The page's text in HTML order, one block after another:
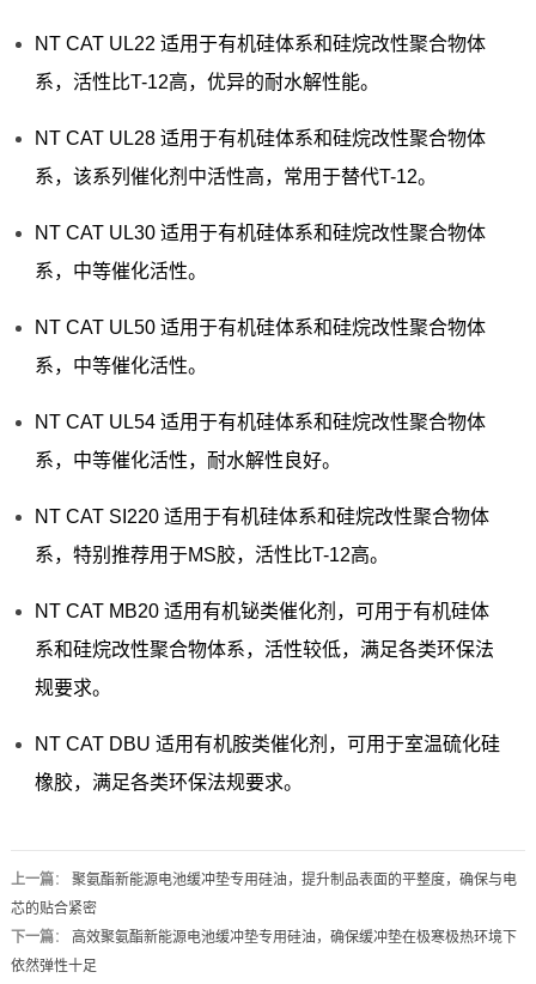
NT CAT UL22 适用于有机硅体系和硅烷改性聚合物体
系，活性比T-12高，优异的耐水解性能。
NT CAT UL28 适用于有机硅体系和硅烷改性聚合物体
系，该系列催化剂中活性高，常用于替代T-12。
NT CAT UL30 适用于有机硅体系和硅烷改性聚合物体
系，中等催化活性。
NT CAT UL50 适用于有机硅体系和硅烷改性聚合物体
系，中等催化活性。
NT CAT UL54 适用于有机硅体系和硅烷改性聚合物体
系，中等催化活性，耐水解性良好。
NT CAT SI220 适用于有机硅体系和硅烷改性聚合物体
系，特别推荐用于MS胶，活性比T-12高。
NT CAT MB20 适用有机铋类催化剂，可用于有机硅体
系和硅烷改性聚合物体系，活性较低，满足各类环保法
规要求。
NT CAT DBU 适用有机胺类催化剂，可用于室温硫化硅
橡胶，满足各类环保法规要求。
上一篇： 聚氨酯新能源电池缓冲垫专用硅油，提升制品表面的平整度，确保与电
芯的贴合紧密
下一篇： 高效聚氨酯新能源电池缓冲垫专用硅油，确保缓冲垫在极寒极热环境下
依然弹性十足